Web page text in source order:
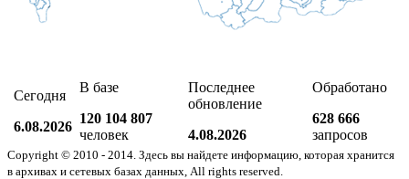
Сегодня
6.08.2026
В базе
120 104 807
человек
Последнее
обновление
4.08.2026
Обработано
628 666
запросов
Copyright © 2010 - 2014. Здесь вы найдете информацию, которая хранится
в архивах и сетевых базах данных, All rights reserved.